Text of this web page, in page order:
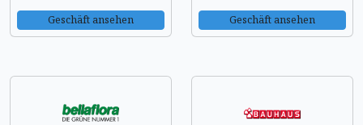
Geschäft ansehen Geschäft ansehen